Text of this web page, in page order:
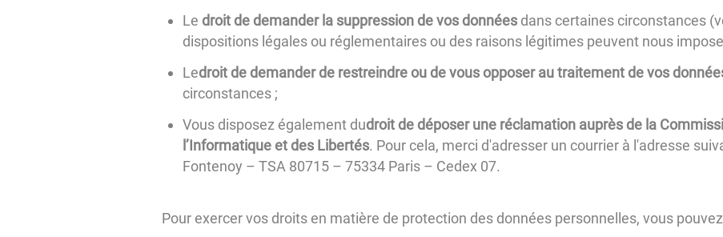
Le droit de demander la suppression de vos donnéesdans certaines circonstances
dispositions légales ou réglementaires ou des raisons légitimes peuvent nous
Ledroit de demander de restreindre ou de vous opposer au traitement de vos
circonstances ;
Vous disposez également dudroit de déposer une réclamation auprès de la
l’Informatique et des Libertés. Pour cela, merci d'adresser un courrier à l'adresse
Fontenoy – TSA 80715 – 75334 Paris – Cedex 07.
Pour exercer vos droits en matière de protection des données personnelles, vous